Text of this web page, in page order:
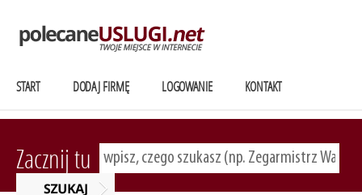
START DODAJ FIRMĘ LOGOWANIE KONTAKT
Zacznij tu